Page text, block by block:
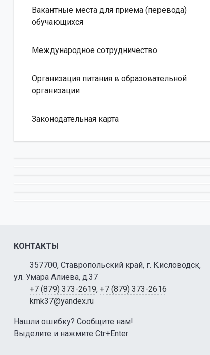
Вакантные места для приёма (перевода)
обучающихся
Международное сотрудничество
Организация питания в образовательной
организации
Законодательная карта
КОНТАКТЫ
357700, Ставропольский край, г. Кисловодск,
ул. Умара Алиева, д.37
+7 (879) 373-2619, +7 (879) 373-2616
kmk37@yandex.ru
Нашли ошибку? Сообщите нам!
Выделите и нажмите Ctr+Enter